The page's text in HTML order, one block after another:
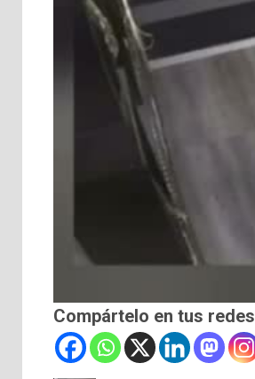
Compártelo en tus redes